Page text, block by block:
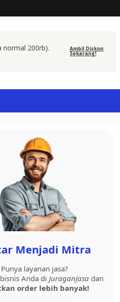
normal 200rb). Ambil Diskon
Sekarang!
Menjadi Mitra
Punya layanan jasa?
Anda di JuraganJasa dan
order lebih banyak!